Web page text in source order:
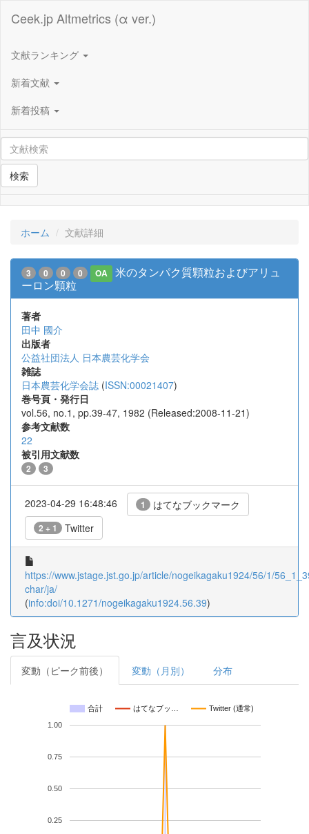
Ceek.jp Altmetrics (α ver.)
文献ランキング
新着文献
新着投稿
検索
ホーム 文献詳細
3 0 0 0 OA
米のタンパク質顆粒およびアリュ
ーロン顆粒
著者
田中 國介
出版者
公益社団法人 日本農芸化学会
雑誌
日本農芸化学会誌 (ISSN:00021407)
巻号頁・発行日
vol.56, no.1, pp.39-47, 1982 (Released:2008-11-21)
参考文献数
22
被引用文献数
2 3
2023-04-29 16:48:46 1 はてなブックマーク
2 + 1 Twitter
https://www.jstage.jst.go.jp/article/nogeikagaku1924/56/1/
char/ja/
(info:doi/10.1271/nogeikagaku1924.56.39)
言及状況
変動（ピーク前後） 変動（月別） 分布
合計 はてなブッ… Twitter (通常)
0.25
0.50
0.75
1.00